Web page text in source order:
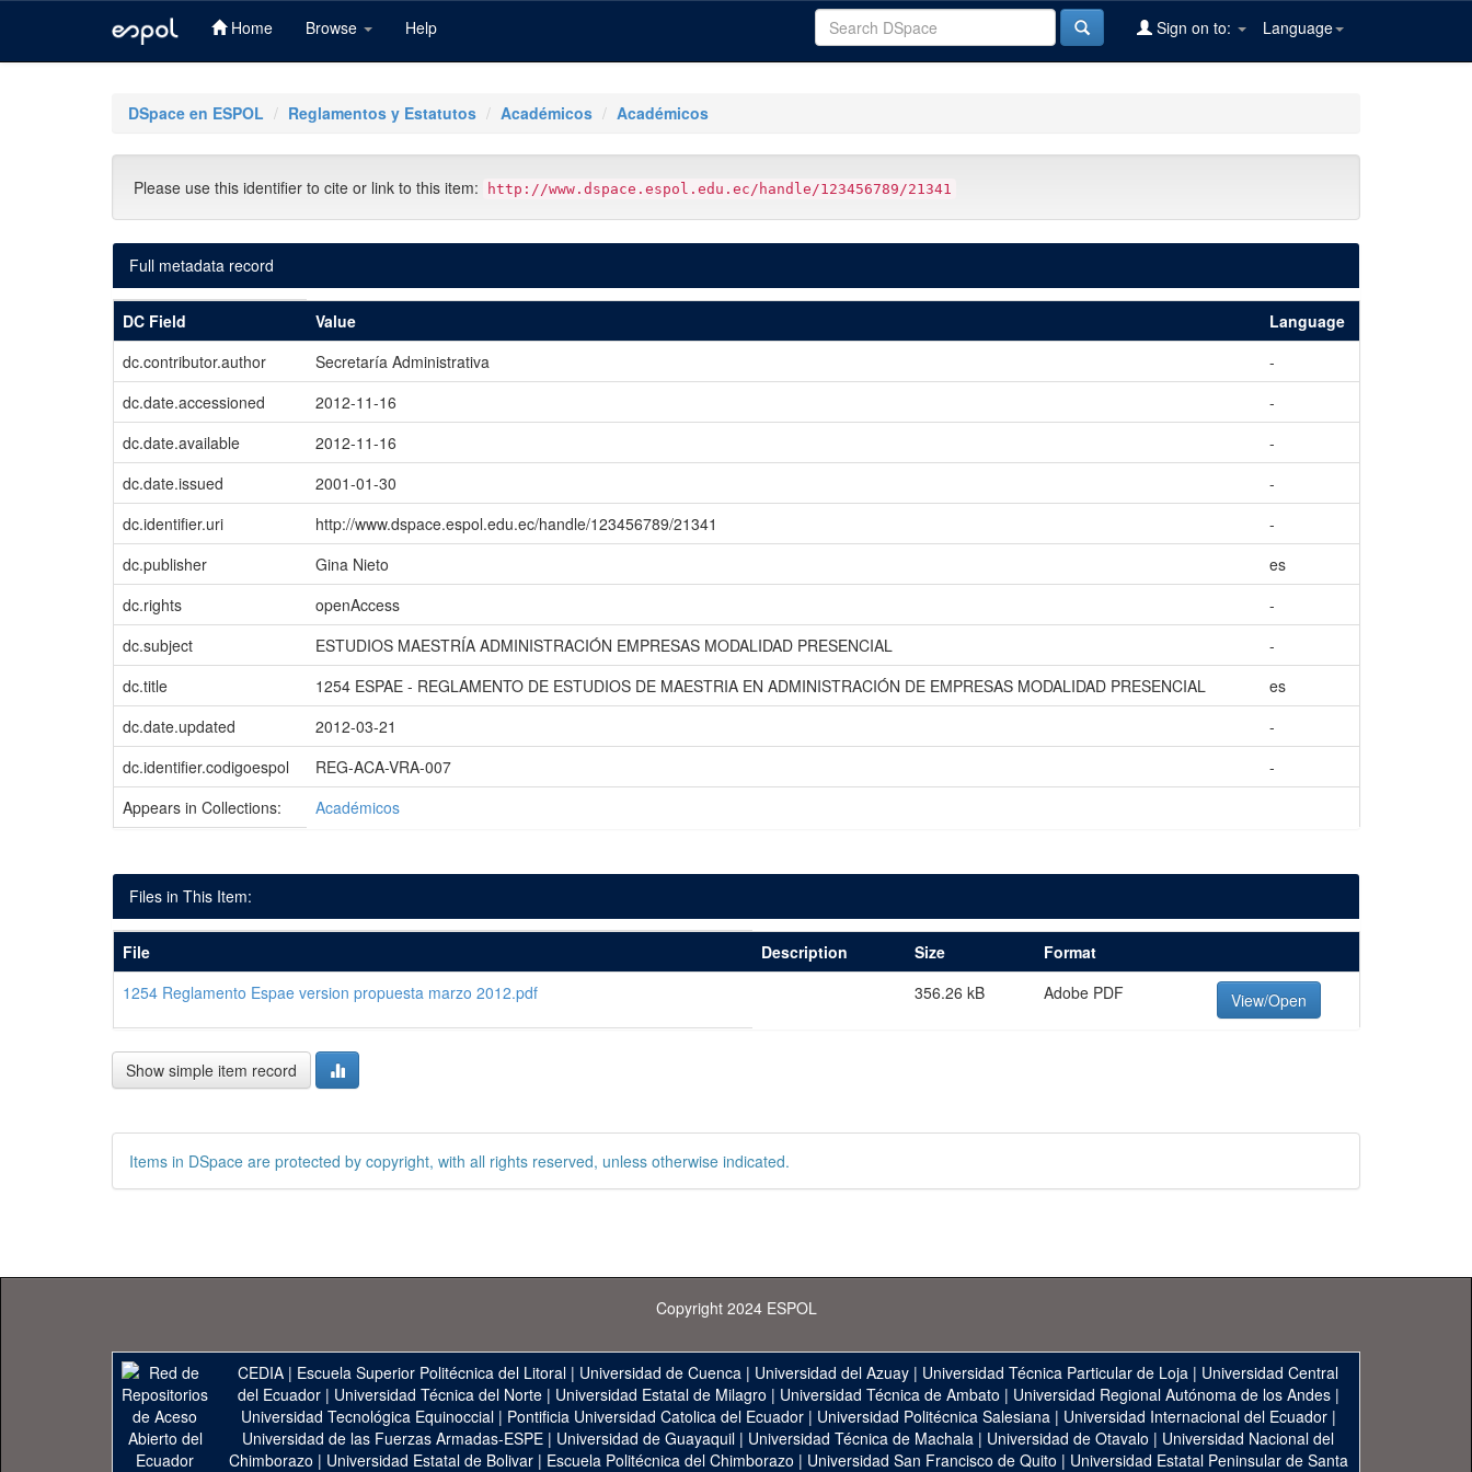
Home Browse Help Language
Sign on to:
DSpace en ESPOL Reglamentos y Estatutos Académicos Académicos
Please use this identifier to cite or link to this item: http://www.dspace.espol.edu.ec/handle/123456789/21341
Full metadata record
DC Field Value
Language
dc.contributor.author
Secretaría Administrativa
-
dc.date.accessioned
2012-11-16
-
dc.date.available
2012-11-16
-
dc.date.issued
2001-01-30
-
dc.identifier.uri
http://www.dspace.espol.edu.ec/handle/123456789/21341
-
dc.publisher
Gina Nieto
es
dc.rights
openAccess
-
dc.subject
ESTUDIOS MAESTRÍA ADMINISTRACIÓN EMPRESAS MODALIDAD PRESENCIAL
-
dc.title
1254 ESPAE - REGLAMENTO DE ESTUDIOS DE MAESTRIA EN ADMINISTRACIÓN DE EMPRESAS MODALIDAD PRESENCIAL
es
dc.date.updated
2012-03-21
-
dc.identifier.codigoespol
REG-ACA-VRA-007
-
Appears in Collections:
Académicos
Files in This Item:
File Description Size
Format
1254 Reglamento Espae version propuesta marzo 2012.pdf
356.26 kB Adobe PDF View/Open
Show simple item record
Items in DSpace are protected by copyright, with all rights reserved, unless otherwise indicated.
Copyright 2024 ESPOL
CEDIA | Escuela Superior Politécnica del Litoral | Universidad de Cuenca | Universidad del Azuay | Universidad Técnica Particular de Loja | Universidad Central
del Ecuador| Universidad Técnica del Norte| Universidad Estatal de Milagro | Universidad Técnica de Ambato | Universidad Regional Autónoma de los Andes|
Universidad Tecnológica Equinoccial| Pontificia Universidad Catolica del Ecuador| Universidad Politécnica Salesiana| Universidad Internacional del Ecuador|
Universidad de las Fuerzas Armadas-ESPE | Universidad de Guayaquil | Universidad Técnica de Machala | Universidad de Otavalo | Universidad Nacional del
Chimborazo | Universidad Estatal de Bolivar| Escuela Politécnica del Chimborazo | Universidad San Francisco de Quito | Universidad Estatal Peninsular de Santa